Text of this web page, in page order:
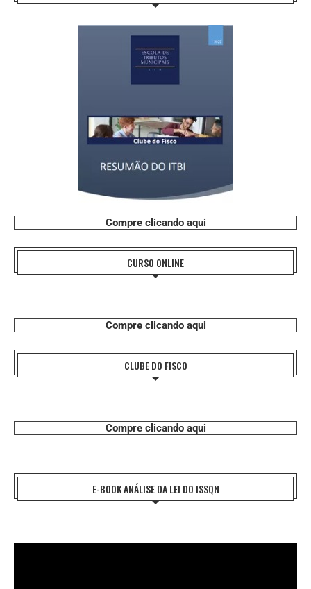
Compre clicando aqui
CURSO ONLINE
Compre clicando aqui
CLUBE DO FISCO
Compre clicando aqui
E-BOOK ANÁLISE DA LEI DO ISSQN